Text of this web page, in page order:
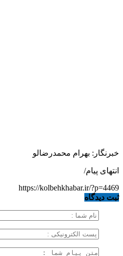
خبرنگار: بهرام محمدرضالو
انتهای پیام/
https://kolbehkhabar.ir/?p=4469
ثبت دیدگاه